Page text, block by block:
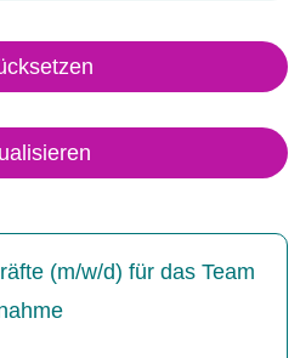
(m/w/d) für das Team